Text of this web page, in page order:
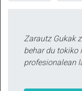
Zarautz Gukak
behar du tokiko
profesionalean